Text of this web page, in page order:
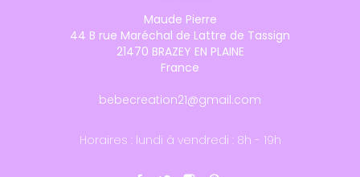
Maude Pierre
44 B rue Maréchal de Lattre de Tassign
21470 BRAZEY EN PLAINE
France
bebecreation21@gmail.com
Horaires : lundi à vendredi : 8h - 19h